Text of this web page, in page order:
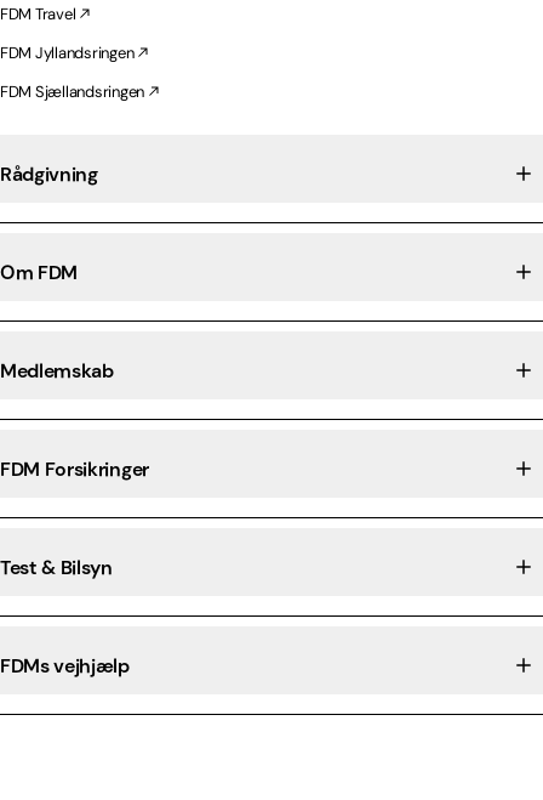
FDM Travel
FDM Jyllandsringen
FDM Sjællandsringen
Rådgivning
Om FDM
Medlemskab
FDM Forsikringer
Test & Bilsyn
FDMs vejhjælp